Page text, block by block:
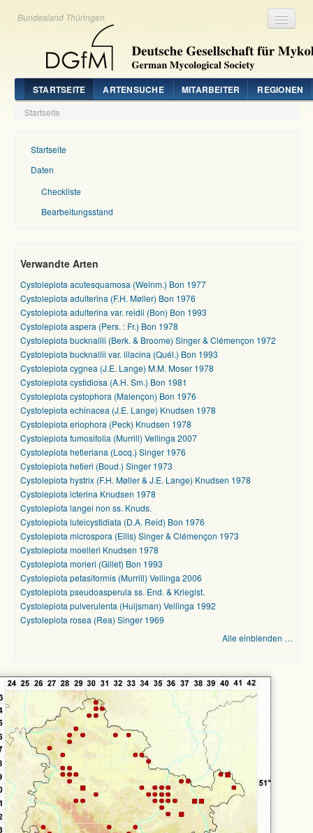
Bundesland Thüringen
STARTSEITE ARTENSUCHE MITARBEITER REGIONEN
Startseite
Startseite
Daten
Checkliste
Bearbeitungsstand
Verwandte Arten
Cystolepiota acutesquamosa (Weinm.) Bon 1977
Cystolepiota adulterina (F.H. Møller) Bon 1976
Cystolepiota adulterina var. reidii (Bon) Bon 1993
Cystolepiota aspera (Pers. : Fr.) Bon 1978
Cystolepiota bucknallii (Berk. & Broome) Singer & Clémençon 1972
Cystolepiota bucknallii var. lilacina (Quél.) Bon 1993
Cystolepiota cygnea (J.E. Lange) M.M. Moser 1978
Cystolepiota cystidiosa (A.H. Sm.) Bon 1981
Cystolepiota cystophora (Malençon) Bon 1976
Cystolepiota echinacea (J.E. Lange) Knudsen 1978
Cystolepiota eriophora (Peck) Knudsen 1978
Cystolepiota fumosifolia (Murrill) Vellinga 2007
Cystolepiota hetieriana (Locq.) Singer 1976
Cystolepiota hetieri (Boud.) Singer 1973
Cystolepiota hystrix (F.H. Møller & J.E. Lange) Knudsen 1978
Cystolepiota icterina Knudsen 1978
Cystolepiota langei non ss. Knuds.
Cystolepiota luteicystidiata (D.A. Reid) Bon 1976
Cystolepiota microspora (Ellis) Singer & Clémençon 1973
Cystolepiota moelleri Knudsen 1978
Cystolepiota morieri (Gillet) Bon 1993
Cystolepiota petasiformis (Murrill) Vellinga 2006
Cystolepiota pseudoasperula ss. End. & Krieglst.
Cystolepiota pulverulenta (Huijsman) Vellinga 1992
Cystolepiota rosea (Rea) Singer 1969
Alle einblenden …